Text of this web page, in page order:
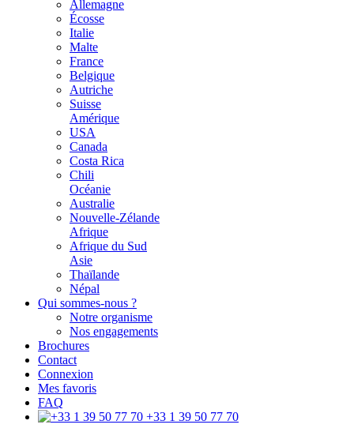
Allemagne
Écosse
Italie
Malte
France
Belgique
Autriche
Suisse
Amérique
USA
Canada
Costa Rica
Chili
Océanie
Australie
Nouvelle-Zélande
Afrique
Afrique du Sud
Asie
Thaïlande
Népal
Qui sommes-nous ?
Notre organisme
Nos engagements
Brochures
Contact
Connexion
Mes favoris
FAQ
+33 1 39 50 77 70